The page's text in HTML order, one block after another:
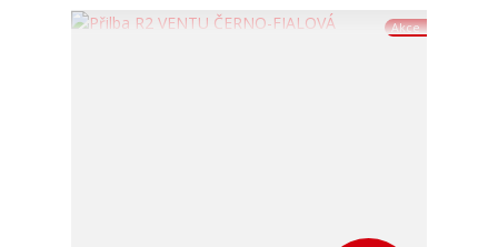
Akce